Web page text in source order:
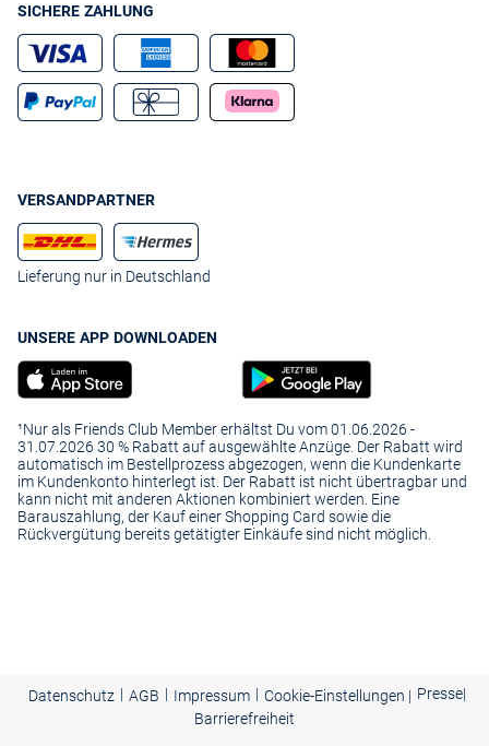
SICHERE ZAHLUNG
VERSANDPARTNER
Lieferung nur in Deutschland
UNSERE APP DOWNLOADEN
¹Nur als Friends Club Member erhältst Du vom 01.06.2026 -
31.07.2026 30 % Rabatt auf ausgewählte Anzüge. Der Rabatt wird
automatisch im Bestellprozess abgezogen, wenn die Kundenkarte
im Kundenkonto hinterlegt ist. Der Rabatt ist nicht übertragbar und
kann nicht mit anderen Aktionen kombiniert werden. Eine
Barauszahlung, der Kauf einer Shopping Card sowie die
Rückvergütung bereits getätigter Einkäufe sind nicht möglich.
Datenschutz | AGB | Impressum | Cookie-Einstellungen | Presse|
Barrierefreiheit